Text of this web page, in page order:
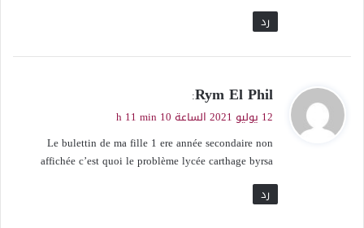
رد
ي
ق
ل
Rym El Phil
:
12 يوليو 2021 الساعة 10 h 11 min
Le bulettin de ma fille 1 ere année secondaire non
affichée c’est quoi le problème lycée carthage byrsa
رد